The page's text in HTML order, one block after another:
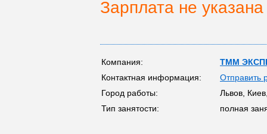
Зарплата не указана
Компания:
TMM
Контактная информация:
Отправить
Город работы:
Львов,
Тип занятости:
полная